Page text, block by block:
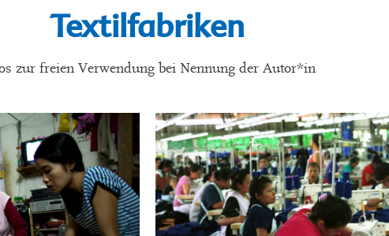
Textilfabriken
zur freien Verwendung bei Nennung der Autor*in